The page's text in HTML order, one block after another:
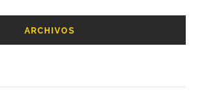
ARCHIVOS